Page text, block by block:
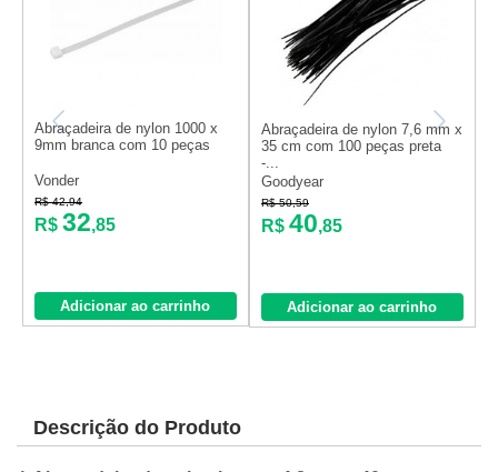
Abraçadeira de nylon 1000 x
9mm branca com 10 peças
Vonder
R$ 42,94
R$ 32,85
Adicionar ao carrinho
Abraçadeira de nylon 7,6 mm x
35 cm com 100 peças preta
-...
Goodyear
R$ 50,59
R$ 40,85
Adicionar ao carrinho
Descrição do Produto